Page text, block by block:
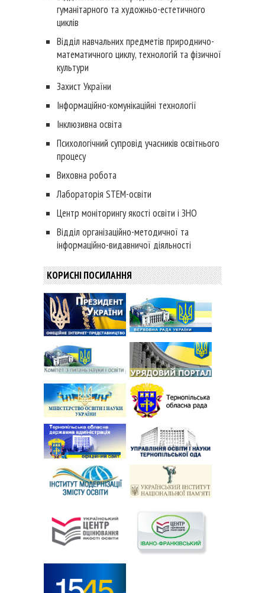
гуманітарного та художньо-естетичного
циклів
Відділ навчальних предметів природничо-
математичного циклу, технологій та фізичної
культури
Захист України
Інформаційно-комунікаційні технології
Інклюзивна освіта
Психологічний супровід учасників освітнього
процесу
Виховна робота
Лабораторія STEM-освіти
Центр моніторингу якості освіти і ЗНО
Відділ організаційно-методичної та
інформаційно-видавничої діяльності
КОРИСНІ ПОСИЛАННЯ